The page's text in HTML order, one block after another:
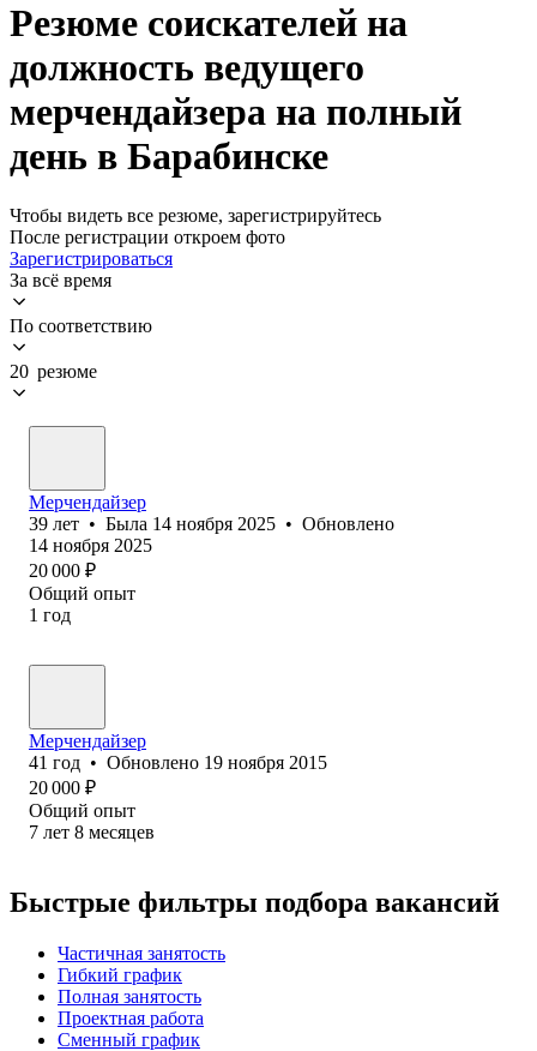
Резюме соискателей на
должность ведущего
мерчендайзера на полный
день в Барабинске
Чтобы видеть все резюме, зарегистрируйтесь
После регистрации откроем фото
Зарегистрироваться
За всё время
По соответствию
20 резюме
Мерчендайзер
39 лет • Была 14 ноября 2025 • Обновлено
14 ноября 2025
20 000 ₽
Общий опыт
1 год
Мерчендайзер
41 год • Обновлено 19 ноября 2015
20 000 ₽
Общий опыт
7 лет 8 месяцев
Быстрые фильтры подбора вакансий
Частичная занятость
Гибкий график
Полная занятость
Проектная работа
Сменный график